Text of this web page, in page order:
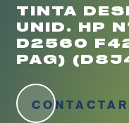
TINTA
UNID. HP
D2560
PAG)
CONTACTAR